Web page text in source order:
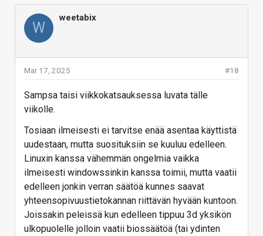
W
weetabix
#18
Mar 17, 2025
Sampsa taisi viikkokatsauksessa luvata tälle
viikolle.
Tosiaan ilmeisesti ei tarvitse enää asentaa käyttistä
uudestaan, mutta suosituksiin se kuuluu edelleen.
Linuxin kanssa vähemmän ongelmia vaikka
ilmeisesti windowssinkin kanssa toimii, mutta vaatii
edelleen jonkin verran säätöä kunnes saavat
yhteensopivuustietokannan riittävän hyvään kuntoon.
Joissakin peleissä kun edelleen tippuu 3d yksikön
ulkopuolelle jolloin vaatii biossäätöä (tai ydinten